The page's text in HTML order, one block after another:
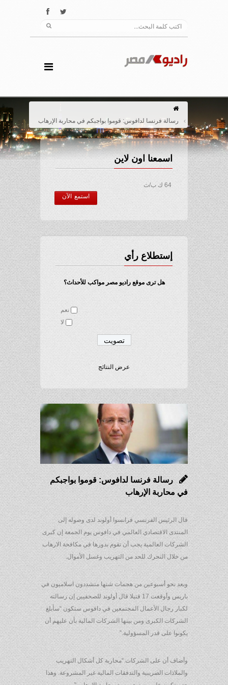
رسالة فرنسا لدافوس: قوموا بواجبكم في محاربة الإرهاب
اسمعنا اون لاين
64 ك ب/ث
استمع الآن
إستطلاع رأي
هل ترى موقع راديو مصر مواكب للأحداث؟
نعم
لا
عرض النتائج
رسالة فرنسا لدافوس: قوموا بواجبكم
في محاربة الإرهاب
قال الرئيس الفرنسي فرانسوا أولوند لدى وصوله إلى
المنتدى الاقتصادي العالمي في دافوس يوم الجمعة إن كبرى
الشركات العالمية يجب أن تقوم بدورها في مكافحة الارهاب
من خلال التحرك للحد من التهريب وغسل الأموال.
وبعد نحو أسبوعين من هجمات شنها متشددون اسلاميون في
باريس وأوقعت 17 قتيلا قال أولوند للصحفيين إن رسالته
لكبار رجال الأعمال المجتمعين في دافوس ستكون “سأبلغ
الشركات الكبرى ومن بينها الشركات المالية بأن عليهم أن
يكونوا على قدر المسؤولية.”
وأضاف أن على الشركات “محاربة كل أشكال التهريب
والملاذات الضريبية والتدفقات المالية غير المشروعة. وهذا